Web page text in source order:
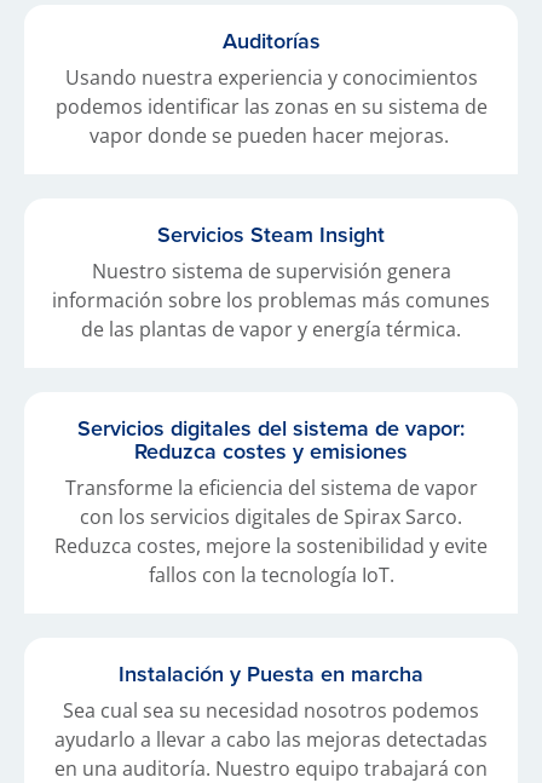
Auditorías
Usando nuestra experiencia y conocimientos
podemos identificar las zonas en su sistema de
vapor donde se pueden hacer mejoras.
Servicios Steam Insight
Nuestro sistema de supervisión genera
información sobre los problemas más comunes
de las plantas de vapor y energía térmica.
Servicios digitales del sistema de vapor:
Reduzca costes y emisiones
Transforme la eficiencia del sistema de vapor
con los servicios digitales de Spirax Sarco.
Reduzca costes, mejore la sostenibilidad y evite
fallos con la tecnología IoT.
Instalación y Puesta en marcha
Sea cual sea su necesidad nosotros podemos
ayudarlo a llevar a cabo las mejoras detectadas
en una auditoría. Nuestro equipo trabajará con